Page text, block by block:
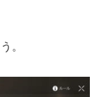
。